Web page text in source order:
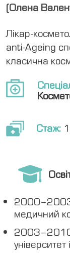
(Олена
Лікар-
anti-Ageing
класична
Стаж:
медичний